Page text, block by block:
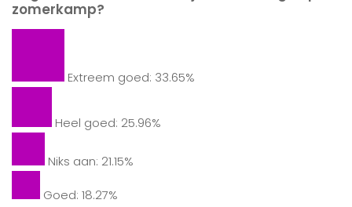
zomerkamp?
Extreem goed: 33.65%
Heel goed: 25.96%
Niks aan: 21.15%
Goed: 18.27%